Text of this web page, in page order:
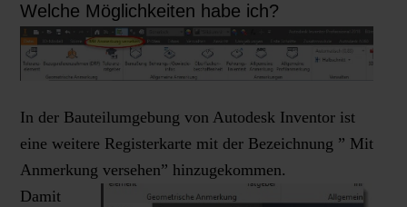
Welche Möglichkeiten habe ich?
In der Bauteilumgebung von Autodesk Inventor ist
eine weitere Registerkarte mit der Bezeichnung ” Mit
Anmerkung versehen” hinzugekommen.
Damit